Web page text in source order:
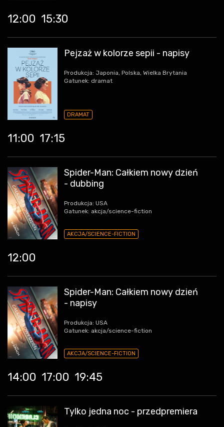
12:00 15:30
Pejzaż w kolorze sepii - napisy
Produkcja: Japonia, Polska, Wielka Brytania
Gatunek: dramat
DRAMAT
11:00 17:15
Spider-Man: Całkiem nowy dzień
- dubbing
Produkcja: USA
Gatunek: akcja/science-fiction
AKCJA/SCIENCE-FICTION
12:00
Spider-Man: Całkiem nowy dzień
- napisy
Produkcja: USA
Gatunek: akcja/science-fiction
AKCJA/SCIENCE-FICTION
14:00 17:00 19:45
Tylko jedna noc - przedpremiera